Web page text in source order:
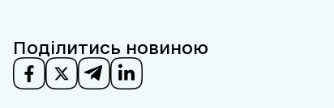
Поділитись новиною